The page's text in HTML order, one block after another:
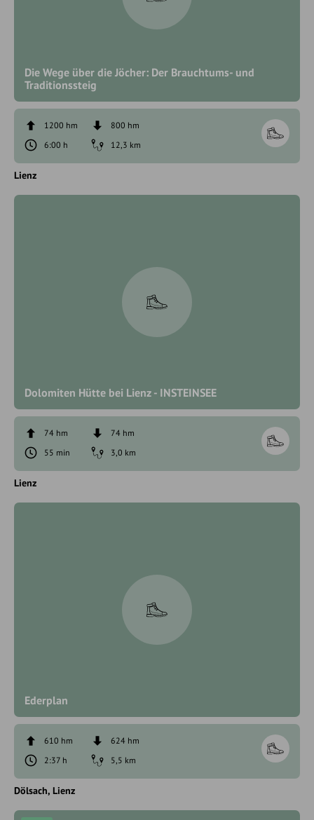
Die Wege über die Jöcher: Der Brauchtums- und
Traditionssteig
1200 hm
800 hm
6:00 h
12,3 km
Lienz
Dolomiten Hütte bei Lienz - INSTEINSEE
74 hm
74 hm
55 min
3,0 km
Lienz
Ederplan
610 hm
624 hm
2:37 h
5,5 km
Dölsach Lienz